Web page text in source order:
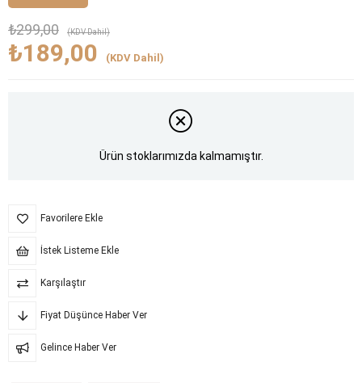
₺299,00 (KDV Dahil)
₺189,00 (KDV Dahil)
Ürün stoklarımızda kalmamıştır.
Favorilere Ekle
İstek Listeme Ekle
Karşılaştır
Fiyat Düşünce Haber Ver
Gelince Haber Ver